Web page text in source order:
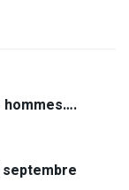
hommes….
septembre